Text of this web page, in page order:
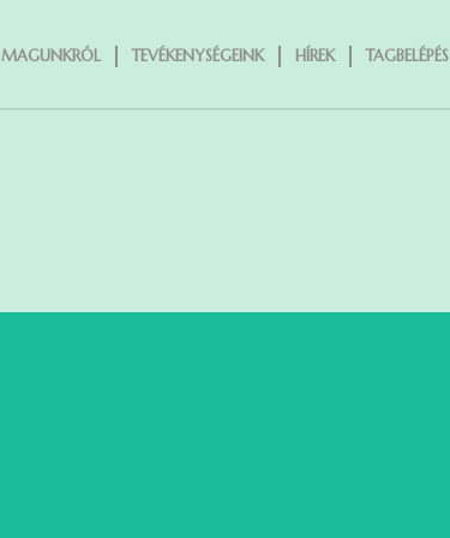
MAGUNKRÓL TEVÉKENYSÉGEINK HÍREK TAGBELÉPÉS